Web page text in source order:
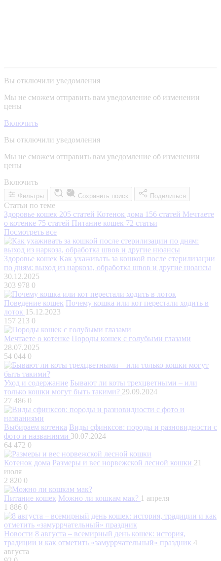
Вы отключили уведомления
Мы не сможем отправить вам уведомление об изменении
цены
Включить
Вы отключили уведомления
Мы не сможем отправить вам уведомление об изменении
цены
Включить
Фильтры Сохранить поиск Поделиться
Статьи по теме
Здоровье кошек 205 статей Котенок дома 156 статей Мечтаете
о котенке 75 статей Питание кошек 72 статьи
Посмотреть все
Здоровье кошек Как ухаживать за кошкой после стерилизации
по дням: выход из наркоза, обработка швов и другие нюансы
30.12.2025
303 978 0
Поведение кошек Почему кошка или кот перестали ходить в
лоток 15.12.2023
157 213 0
Мечтаете о котенке Породы кошек с голубыми глазами
28.07.2025
54 044 0
Уход и содержание Бывают ли коты трехцветными – или
только кошки могут быть такими? 29.09.2024
27 486 0
Выбираем котенка Виды сфинксов: породы и разновидности с
фото и названиями 30.07.2024
64 472 0
Котенок дома Размеры и вес норвежской лесной кошки 21
июля
2 820 0
Питание кошек Можно ли кошкам мак? 1 апреля
1 886 0
Новости 8 августа – всемирный день кошек: история,
традиции и как отметить «замуррчательный» праздник 4
августа